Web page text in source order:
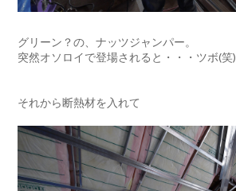
グリーン？の、ナッツジャンパー。
突然オソロイで登場されると・・・ツボ(笑)
それから断熱材を入れて